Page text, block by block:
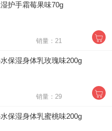
护手霜莓果味70g
销量：21
保湿身体乳玫瑰味200g
销量：29
保湿身体乳蜜桃味200g